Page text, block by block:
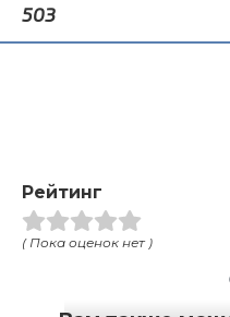
503
Рейтинг
( Пока оценок нет )